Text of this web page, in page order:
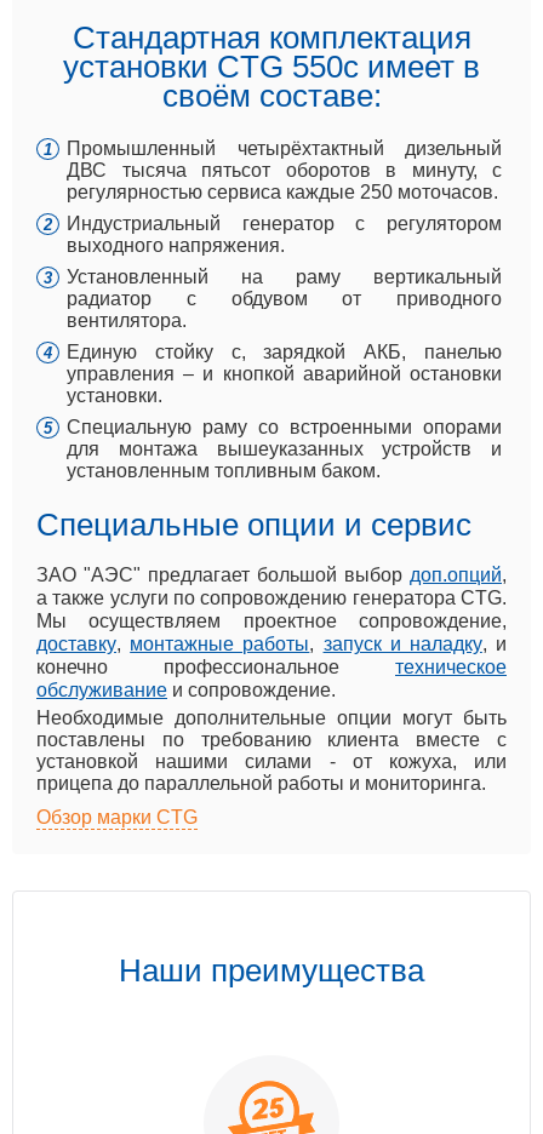
Стандартная комплектация
установки CTG 550c имеет в
своём составе:
Промышленный четырёхтактный дизельный
ДВС тысяча пятьсот оборотов в минуту, с
регулярностью сервиса каждые 250 моточасов.
Индустриальный генератор с регулятором
выходного напряжения.
Установленный на раму вертикальный
радиатор с обдувом от приводного
вентилятора.
Единую стойку с, зарядкой АКБ, панелью
управления – и кнопкой аварийной остановки
установки.
Специальную раму со встроенными опорами
для монтажа вышеуказанных устройств и
установленным топливным баком.
Специальные опции и сервис
ЗАО "АЭС" предлагает большой выбор доп.опций,
а также услуги по сопровождению генератора CTG.
Мы осуществляем проектное сопровождение,
доставку, монтажные работы, запуск и наладку, и
конечно профессиональное техническое
обслуживание и сопровождение.
Необходимые дополнительные опции могут быть
поставлены по требованию клиента вместе с
установкой нашими силами - от кожуха, или
прицепа до параллельной работы и мониторинга.
Обзор марки CTG
Наши преимущества